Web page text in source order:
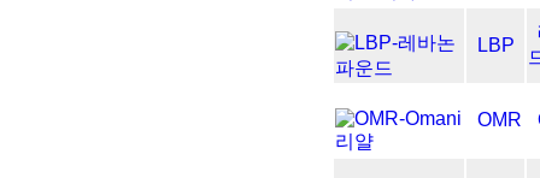
LBP
OMR